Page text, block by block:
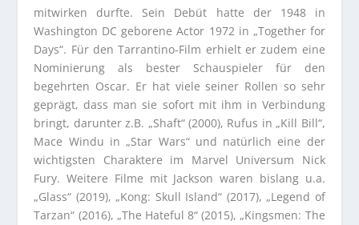
mitwirken durfte. Sein Debüt hatte der 1948 in
Washington DC geborene Actor 1972 in „Together for
Days“. Für den Tarrantino-Film erhielt er zudem eine
Nominierung als bester Schauspieler für den
begehrten Oscar. Er hat viele seiner Rollen so sehr
geprägt, dass man sie sofort mit ihm in Verbindung
bringt, darunter z.B. „Shaft“ (2000), Rufus in „Kill Bill“,
Mace Windu in „Star Wars“ und natürlich eine der
wichtigsten Charaktere im Marvel Universum Nick
Fury. Weitere Filme mit Jackson waren bislang u.a.
„Glass“ (2019), „Kong: Skull Island“ (2017), „Legend of
Tarzan“ (2016), „The Hateful 8“ (2015), „Kingsmen: The